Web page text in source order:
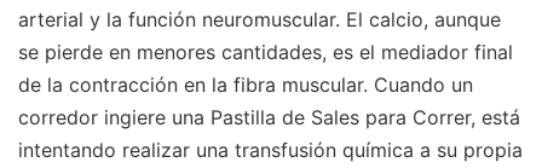
arterial y la función neuromuscular. El calcio, aunque
se pierde en menores cantidades, es el mediador final
de la contracción en la fibra muscular. Cuando un
corredor ingiere una Pastilla de Sales para Correr, está
intentando realizar una transfusión química a su propia